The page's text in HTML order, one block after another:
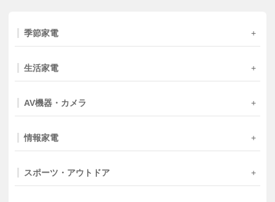
季節家電
生活家電
AV機器・カメラ
情報家電
スポーツ・アウトドア